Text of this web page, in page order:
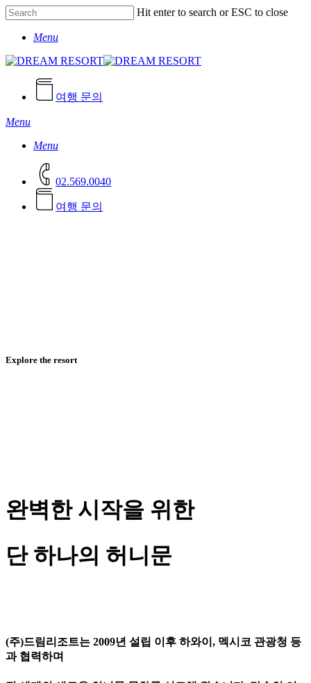
Skip
to
main
Hit enter to search or ESC to close
SearchMenu
여행 문의
Menu
Menu
02.569.0040
여 행 문의
Explore the resort
완벽한 시작을 위한
단 하나의 허니문
(주)드림리조트는 2009년 설립 이후 하와이, 멕시코 관광청 등
과 협력하며